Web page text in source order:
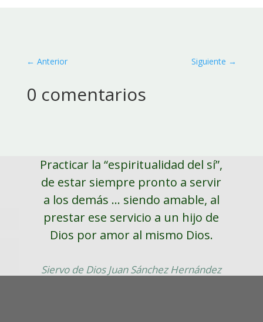
← Anterior Siguiente →
0 comentarios
Practicar la “espiritualidad del sí”,
de estar siempre pronto a servir
a los demás ... siendo amable, al
prestar ese servicio a un hijo de
Dios por amor al mismo Dios.
Siervo de Dios Juan Sánchez Hernández